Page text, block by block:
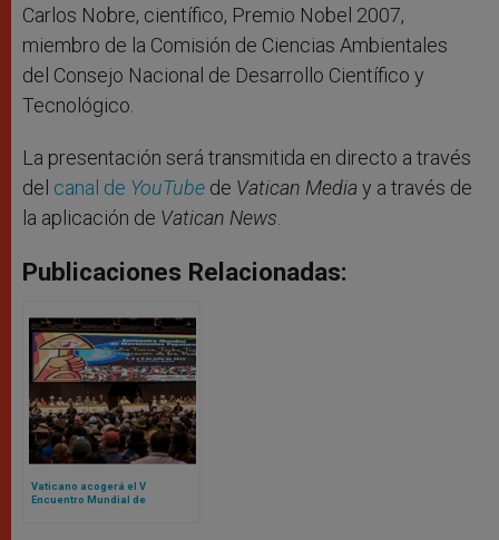
Carlos Nobre, científico, Premio Nobel 2007,
miembro de la Comisión de Ciencias Ambientales
del Consejo Nacional de Desarrollo Científico y
Tecnológico.
La presentación será transmitida en directo a través
del canal de YouTube de Vatican Media y a través de
la aplicación de Vatican News.
Publicaciones Relacionadas:
Vaticano acogerá el V
Encuentro Mundial de